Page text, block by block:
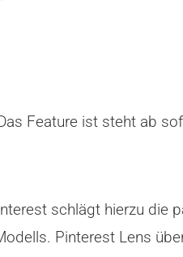
Feature ist steht ab
schlägt hierzu die
Pinterest Lens